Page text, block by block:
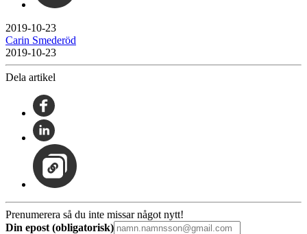
2019-10-23
Carin Smederöd
2019-10-23
Dela artikel
Prenumerera så du inte missar något nytt!
Din epost (obligatorisk)